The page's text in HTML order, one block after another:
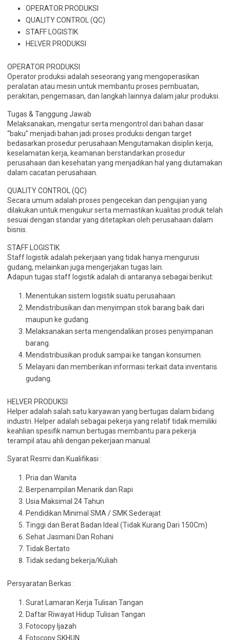
OPERATOR PRODUKSI
QUALITY CONTROL (QC)
STAFF LOGISTIK
HELVER PRODUKSI
OPERATOR PRODUKSI
Operator produksi adalah seseorang yang mengoperasikan
peralatan atau mesin untuk membantu proses pembuatan,
perakitan, pengemasan, dan langkah lainnya dalam jalur produksi.
Tugas & Tanggung Jawab
Melaksanakan, mengatur serta mengontrol dari bahan dasar
“baku” menjadi bahan jadi proses produksi dengan target
bedasarkan prosedur perusahaan Mengutamakan disiplin kerja,
keselamatan kerja, keamanan berstandarkan prosedur
perusahaan dan kesehatan yang menjadikan hal yang diutamakan
dalam cacatan perusahaan.
QUALITY CONTROL (QC)
Secara umum adalah proses pengecekan dan pengujian yang
dilakukan untuk mengukur serta memastikan kualitas produk telah
sesuai dengan standar yang ditetapkan oleh perusahaan dalam
bisnis.
STAFF LOGISTIK
Staff logistik adalah pekerjaan yang tidak hanya mengurusi
gudang, melainkan juga mengerjakan tugas lain.
Adapun tugas staff logistik adalah di antaranya sebagai berikut:
Menentukan sistem logistik suatu perusahaan.
Mendistribusikan dan menyimpan stok barang baik dari
maupun ke gudang.
Melaksanakan serta mengendalikan proses penyimpanan
barang.
Mendistribusikan produk sampai ke tangan konsumen.
Melayani dan memberikan informasi terkait data inventaris
gudang.
HELVER PRODUKSI
Helper adalah salah satu karyawan yang bertugas dalam bidang
industri. Helper adalah sebagai pekerja yang relatif tidak memiliki
keahlian spesifik namun bertugas membantu para pekerja
terampil atau ahli dengan pekerjaan manual.
Syarat Resmi dan Kualifikasi :
Pria dan Wanita
Berpenampilan Menarik dan Rapi
Usia Maksimal 24 Tahun
Pendidikan Minimal SMA / SMK Sederajat
Tinggi dan Berat Badan Ideal (Tidak Kurang Dari 150Cm)
Sehat Jasmani Dan Rohani
Tidak Bertato
Tidak sedang bekerja/Kuliah
Persyaratan Berkas :
Surat Lamaran Kerja Tulisan Tangan
Daftar Riwayat Hidup Tulisan Tangan
Fotocopy Ijazah
Fotocopy SKHUN